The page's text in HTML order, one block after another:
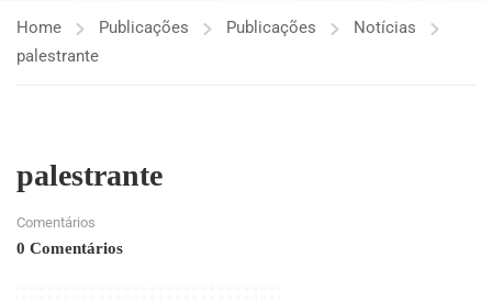
Home Publicações Publicações
Notícias
palestrante
palestrante
Comentários
0 Comentários